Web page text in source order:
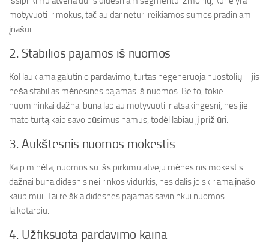
motyvuoti ir mokus, tačiau dar neturi reikiamos sumos pradiniam
įnašui.
2. Stabilios pajamos iš nuomos
Kol laukiama galutinio pardavimo, turtas negeneruoja nuostolių – jis
neša stabilias mėnesines pajamas iš nuomos. Be to, tokie
nuomininkai dažnai būna labiau motyvuoti ir atsakingesni, nes jie
mato turtą kaip savo būsimus namus, todėl labiau jį prižiūri.
3. Aukštesnis nuomos mokestis
Kaip minėta, nuomos su išsipirkimu atveju mėnesinis mokestis
dažnai būna didesnis nei rinkos vidurkis, nes dalis jo skiriama įnašo
kaupimui. Tai reiškia didesnes pajamas savininkui nuomos
laikotarpiu.
4. Užfiksuota pardavimo kaina